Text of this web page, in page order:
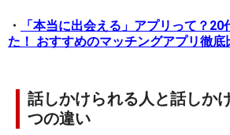
・
「本当に出会える」アプリって？
た！ おすすめのマッチングアプリ徹底
話しかけられる人と話しか
つの違い